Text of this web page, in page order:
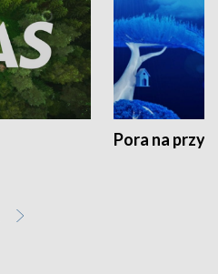
Pora na